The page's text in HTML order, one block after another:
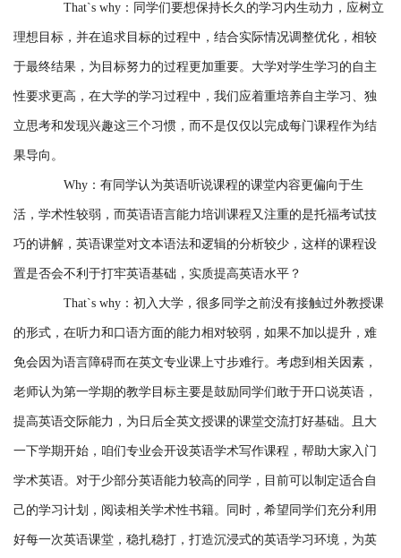
That`s why：同学们要想保持长久的学习内生动力，应树立
理想目标，并在追求目标的过程中，结合实际情况调整优化，相较
于最终结果，为目标努力的过程更加重要。大学对学生学习的自主
性要求更高，在大学的学习过程中，我们应着重培养自主学习、独
立思考和发现兴趣这三个习惯，而不是仅仅以完成每门课程作为结
果导向。
Why：有同学认为英语听说课程的课堂内容更偏向于生
活，学术性较弱，而英语语言能力培训课程又注重的是托福考试技
巧的讲解，英语课堂对文本语法和逻辑的分析较少，这样的课程设
置是否会不利于打牢英语基础，实质提高英语水平？
That`s why：初入大学，很多同学之前没有接触过外教授课
的形式，在听力和口语方面的能力相对较弱，如果不加以提升，难
免会因为语言障碍而在英文专业课上寸步难行。考虑到相关因素，
老师认为第一学期的教学目标主要是鼓励同学们敢于开口说英语，
提高英语交际能力，为日后全英文授课的课堂交流打好基础。且大
一下学期开始，咱们专业会开设英语学术写作课程，帮助大家入门
学术英语。对于少部分英语能力较高的同学，目前可以制定适合自
己的学习计划，阅读相关学术性书籍。同时，希望同学们充分利用
好每一次英语课堂，稳扎稳打，打造沉浸式的英语学习环境，为英